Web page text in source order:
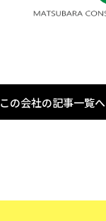
この会社の記事一覧へ